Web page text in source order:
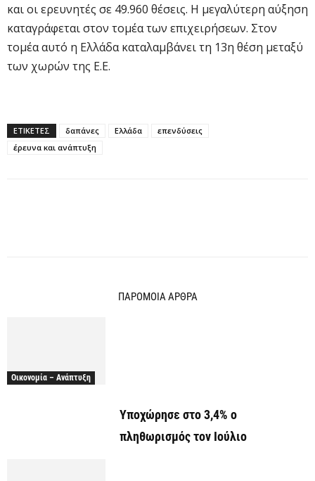
και οι ερευνητές σε 49.960 θέσεις. Η μεγαλύτερη αύξηση
καταγράφεται στον τομέα των επιχειρήσεων. Στον
τομέα αυτό η Ελλάδα καταλαμβάνει τη 13η θέση μεταξύ
των χωρών της Ε.Ε.
ΕΤΙΚΕΤΕΣ δαπάνες Ελλάδα
επενδύσεις
έρευνα και ανάπτυξη
ΠΑΡΟΜΟΙΑ ΑΡΘΡΑ
Οικονομία – Ανάπτυξη
Υποχώρησε στο 3,4% ο
πληθωρισμός τον Ιούλιο